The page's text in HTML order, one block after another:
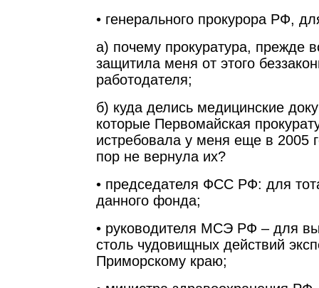
• генерального прокурора РФ,
а) почему прокуратура, прежде
защитила меня от этого
работодателя;
б) куда делись медицинские
которые Первомайская
истребовала у меня еще в 2005
пор не вернула их?
• председателя ФСС РФ: для
данного фонда;
• руководителя МСЭ РФ – для
столь чудовищных действий
Приморскому краю;